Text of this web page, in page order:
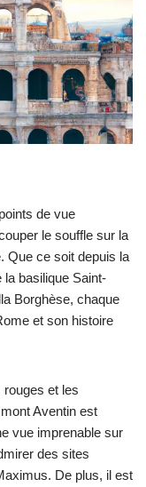
de vue
le souffle sur la
Que ce soit depuis la
basilique Saint-
Borghèse, chaque
et son histoire
rouges et les
Aventin est
vue imprenable sur
des sites
De plus, il est